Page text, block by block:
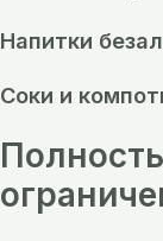
Напитки
Соки и